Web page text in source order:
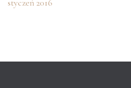
styczeń 2016